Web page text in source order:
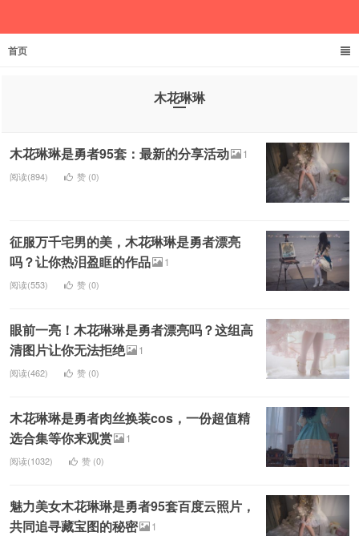
首页
木花琳琳
木花琳琳是勇者95套：最新的分享活动 1
阅读(894) 赞 (0)
征服万千宅男的美，木花琳琳是勇者漂亮
吗？让你热泪盈眶的作品
1
阅读(553) 赞 (0)
眼前一亮！木花琳琳是勇者漂亮吗？这组高
清图片让你无法拒绝
1
阅读(462) 赞 (0)
木花琳琳是勇者肉丝换装cos，一份超值精
选合集等你来观赏
1
阅读(1032) 赞 (0)
魅力美女木花琳琳是勇者95套百度云照片，
共同追寻藏宝图的秘密
1